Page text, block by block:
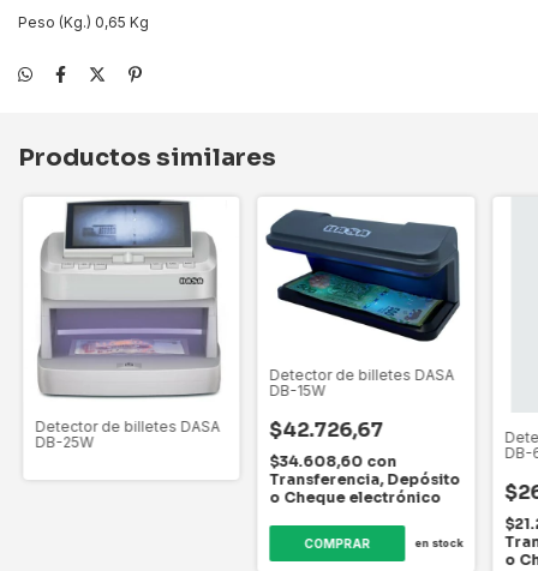
Peso (Kg.) 0,65 Kg
Productos similares
Detector de billetes DASA
DB-25W
Detector de billetes DASA
DB-15W
$42.726,67
$34.608,60 con
Transferencia, Depósito
o Cheque electrónico
en stock
DB-
o